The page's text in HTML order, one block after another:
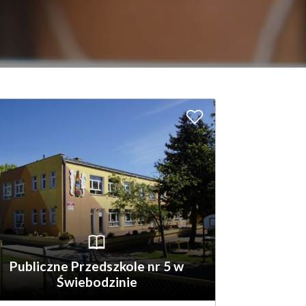
A
d
d
o
W
i
Publiczne Przedszkole nr 5 w
Świebodzinie